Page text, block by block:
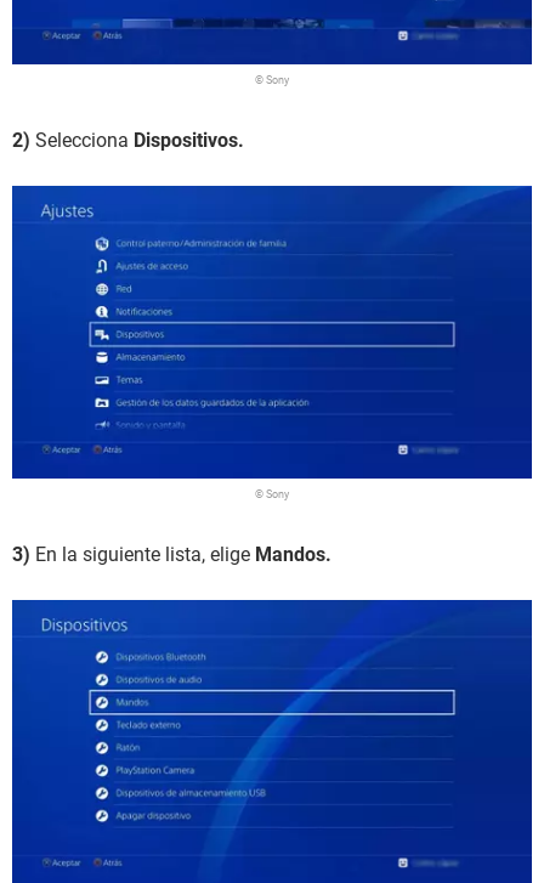
© Sony
2) Selecciona Dispositivos.
© Sony
3) En la siguiente lista, elige Mandos.